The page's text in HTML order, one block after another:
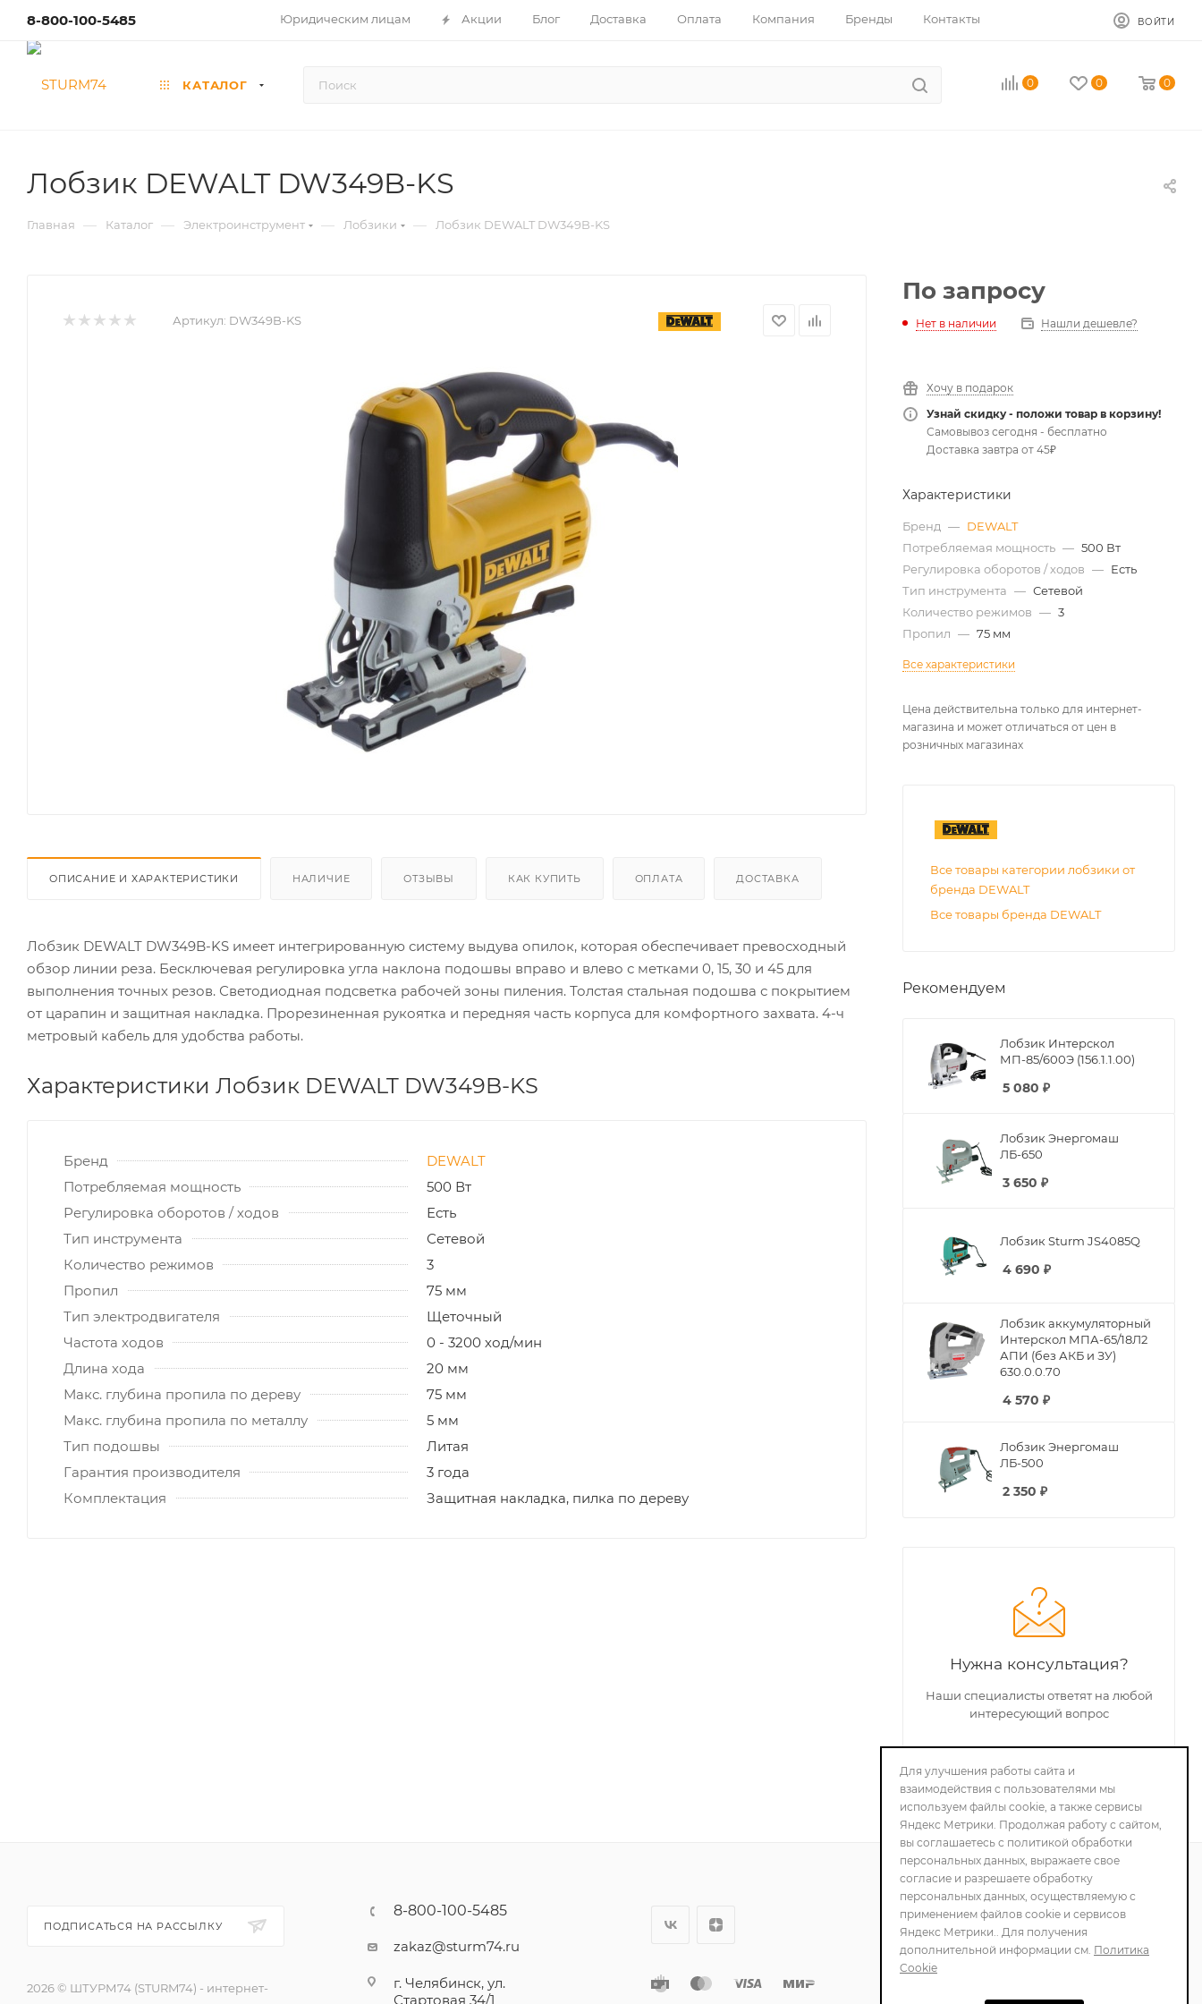
8-800-100-5485 Юридическим лицам Акции Блог Доставка Оплата Компания Бренды Контакты ВОЙТИ
КАТАЛОГ 0 0 0
Лобзик DEWALT DW349B-KS
Главная — Каталог — Электроинструмент — Лобзики — Лобзик DEWALT DW349B-KS
Артикул: DW349B-KS
ОПИСАНИЕ И ХАРАКТЕРИСТИКИ НАЛИЧИЕ ОТЗЫВЫ КАК КУПИТЬ ОПЛАТА ДОСТАВКА
Лобзик DEWALT DW349B-KS имеет интегрированную систему выдува опилок, которая обеспечивает превосходный
обзор линии реза. Бесключевая регулировка угла наклона подошвы вправо и влево с метками 0, 15, 30 и 45 для
выполнения точных резов. Светодиодная подсветка рабочей зоны пиления. Толстая стальная подошва с покрытием
от царапин и защитная накладка. Прорезиненная рукоятка и передняя часть корпуса для комфортного захвата. 4-ч
метровый кабель для удобства работы.
Характеристики Лобзик DEWALT DW349B-KS
Бренд
DEWALT
Потребляемая мощность
500 Вт
Регулировка оборотов / ходов
Есть
Тип инструмента
Сетевой
Количество режимов
3
Пропил
75 мм
Тип электродвигателя
Щеточный
Частота ходов
0 - 3200 ход/мин
Длина хода
20 мм
Макс. глубина пропила по дереву
75 мм
Макс. глубина пропила по металлу
5 мм
Тип подошвы
Литая
Гарантия производителя
3 года
Комплектация
Защитная накладка, пилка по дереву
По запросу
Нет в наличии Нашли дешевле?
Хочу в подарок
Узнай скидку - положи товар в корзину!
Самовывоз сегодня - бесплатно
Доставка завтра от 45₽
Характеристики
Бренд — DEWALT
Потребляемая мощность — 500 Вт
Регулировка оборотов / ходов — Есть
Тип инструмента — Сетевой
Количество режимов — 3
Пропил — 75 мм
Все характеристики
Цена действительна только для интернет-
магазина и может отличаться от цен в
розничных магазинах
Все товары категории лобзики от
бренда DEWALT
Все товары бренда DEWALT
Рекомендуем
Лобзик Интерскол
МП-85/600Э (156.1.1.00)
5 080 ₽
Лобзик Энергомаш
ЛБ-650
3 650 ₽
Лобзик Sturm JS4085Q
4 690 ₽
Лобзик аккумуляторный
Интерскол МПА-65/18Л2
АПИ (без АКБ и ЗУ)
630.0.0.70
4 570 ₽
Лобзик Энергомаш
ЛБ-500
2 350 ₽
Нужна консультация?
Наши специалисты ответят на любой
интересующий вопрос
ЗАДАТЬ ВОПРОС
ПОДПИСАТЬСЯ НА РАССЫЛКУ
2026 © ШТУРМ74 (STURM74) - интернет-
8-800-100-5485
zakaz@sturm74.ru
г. Челябинск, ул.
Стартовая 34/1
ПОЛИТИКА
КОНФИДЕНЦИАЛЬНОСТИ
Для улучшения работы сайта и
взаимодействия с пользователями мы
используем файлы cookie, а также сервисы
Яндекс Метрики. Продолжая работу с сайтом,
вы соглашаетесь с политикой обработки
персональных данных, выражаете свое
согласие и разрешаете обработку
персональных данных, осуществляемую с
применением файлов cookie и сервисов
Яндекс Метрики.. Для получения
дополнительной информации см. Политика
Cookie